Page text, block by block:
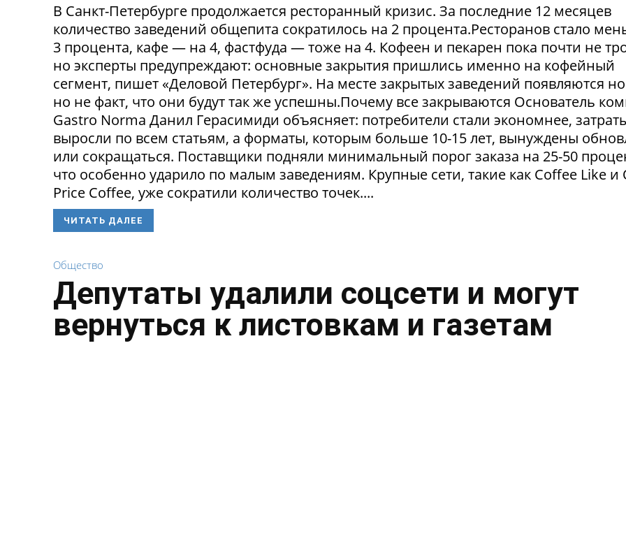
В Санкт-Петербурге продолжается ресторанный кризис. За последние 12 месяцев
количество заведений общепита сократилось на 2 процента.Ресторанов стало
3 процента, кафе — на 4, фастфуда — тоже на 4. Кофеен и пекарен пока почти не
но эксперты предупреждают: основные закрытия пришлись именно на кофейный
сегмент, пишет «Деловой Петербург». На месте закрытых заведений появляются
но не факт, что они будут так же успешны.Почему все закрываются Основатель
Gastro Norma Данил Герасимиди объясняет: потребители стали экономнее,
выросли по всем статьям, а форматы, которым больше 10-15 лет, вынуждены
или сокращаться. Поставщики подняли минимальный порог заказа на 25-50
что особенно ударило по малым заведениям. Крупные сети, такие как Coffee Like и
Price Coffee, уже сократили количество точек....
ЧИТАТЬ ДАЛЕЕ
Общество
Депутаты удалили соцсети и могут
вернуться к листовкам и газетам